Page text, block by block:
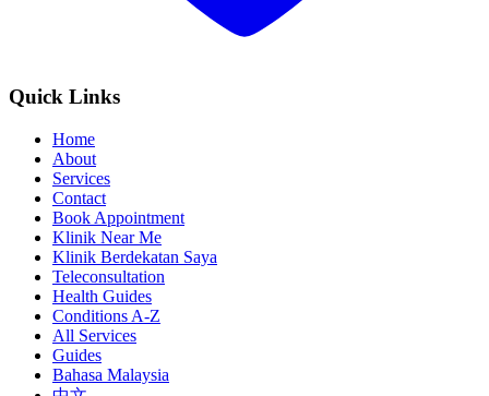
Quick Links
Home
About
Services
Contact
Book Appointment
Klinik Near Me
Klinik Berdekatan Saya
Teleconsultation
Health Guides
Conditions A-Z
All Services
Guides
Bahasa Malaysia